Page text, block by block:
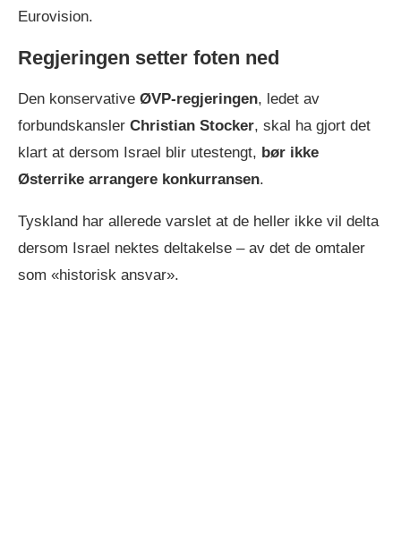
Eurovision.
Regjeringen setter foten ned
Den konservative ØVP-regjeringen, ledet av
forbundskansler Christian Stocker, skal ha gjort det
klart at dersom Israel blir utestengt, bør ikke
Østerrike arrangere konkurransen.
Tyskland har allerede varslet at de heller ikke vil delta
dersom Israel nektes deltakelse – av det de omtaler
som «historisk ansvar».